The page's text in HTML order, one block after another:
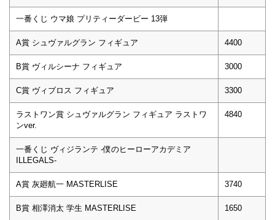
一番くじ ウマ娘 プリティーダービー 13弾
A賞 シュヴァルグラン フィギュア 4400
B賞 ヴィルシーナ フィギュア 3000
C賞 ヴィブロス フィギュア 3300
ラストワン賞 シュヴァルグラン フィギュア ラストワ
ンver.
4840
一番くじ ヴィジランテ -僕のヒーローアカデミア
ILLEGALS-
A賞 灰廻航一 MASTERLISE 3740
B賞 相澤消太 学生 MASTERLISE 1650